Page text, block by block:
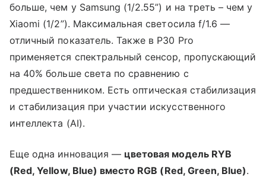
больше, чем у Samsung (1/2.55”) и на треть – чем у
Xiaomi (1/2”). Максимальная светосила f/1.6 —
отличный показатель. Также в P30 Pro
применяется спектральный сенсор, пропускающий
на 40% больше света по сравнению с
предшественником. Есть оптическая стабилизация
и стабилизация при участии искусственного
интеллекта (AI).
Еще одна инновация — цветовая модель RYB
(Red, Yellow, Blue) вместо RGB (Red, Green, Blue).